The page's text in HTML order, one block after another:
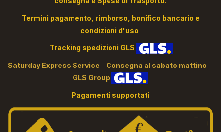
Termini pagamento, rimborso, bonifico bancario e
condizioni d'uso
Tracking spedizioni GLS
Saturday Express Service - Consegna al sabato mattino -
GLS Group
Pagamenti supportati